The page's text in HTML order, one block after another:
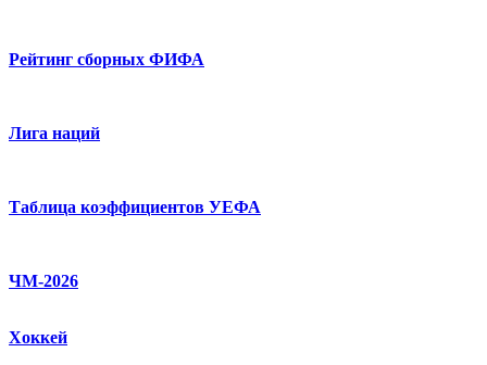
Рейтинг сборных ФИФА
Лига наций
Таблица коэффициентов УЕФА
ЧМ-2026
Хоккей